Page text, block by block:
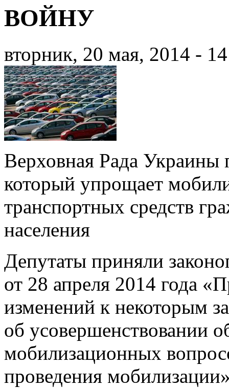
ВОЙНУ
вторник, 20 мая, 2014 - 14
Верховная Рада Украины
который упрощает
транспортных средств
населения
Депутаты приняли
от 28 апреля 2014 года
изменений к некоторым
об усовершенствовании
мобилизационных
проведения